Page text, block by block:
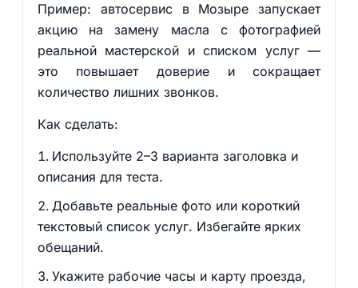
Пример: автосервис в Мозыре запускает
акцию на замену масла с фотографией
реальной мастерской и списком услуг —
это повышает доверие и сокращает
количество лишних звонков.
Как сделать:
Используйте 2–3 варианта заголовка и
описания для теста.
Добавьте реальные фото или короткий
текстовый список услуг. Избегайте ярких
обещаний.
Укажите рабочие часы и карту проезда,